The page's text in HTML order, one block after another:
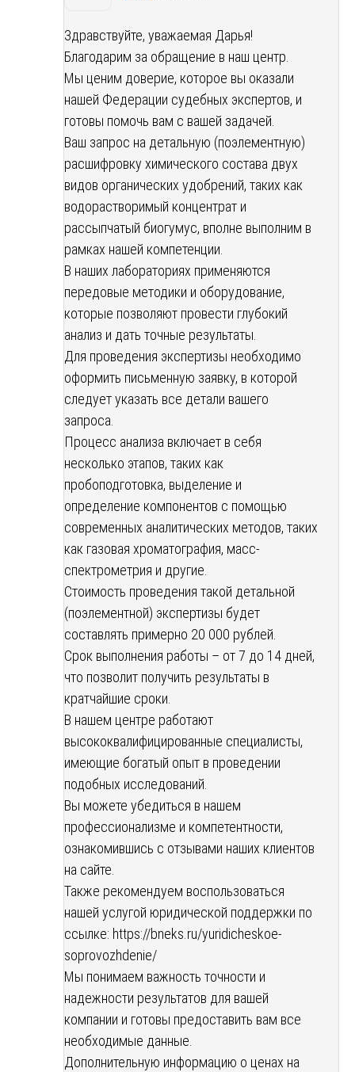
Здравствуйте, уважаемая Дарья!
Благодарим за обращение в наш центр.
Мы ценим доверие, которое вы оказали
нашей Федерации судебных экспертов, и
готовы помочь вам с вашей задачей.
Ваш запрос на детальную (поэлементную)
расшифровку химического состава двух
видов органических удобрений, таких как
водорастворимый концентрат и
рассыпчатый биогумус, вполне выполним в
рамках нашей компетенции.
В наших лабораториях применяются
передовые методики и оборудование,
которые позволяют провести глубокий
анализ и дать точные результаты.
Для проведения экспертизы необходимо
оформить письменную заявку, в которой
следует указать все детали вашего
запроса.
Процесс анализа включает в себя
несколько этапов, таких как
пробоподготовка, выделение и
определение компонентов с помощью
современных аналитических методов, таких
как газовая хроматография, масс-
спектрометрия и другие.
Стоимость проведения такой детальной
(поэлементной) экспертизы будет
составлять примерно 20 000 рублей.
Срок выполнения работы – от 7 до 14 дней,
что позволит получить результаты в
кратчайшие сроки.
В нашем центре работают
высококвалифицированные специалисты,
имеющие богатый опыт в проведении
подобных исследований.
Вы можете убедиться в нашем
профессионализме и компетентности,
ознакомившись с отзывами наших клиентов
на сайте.
Также рекомендуем воспользоваться
нашей услугой юридической поддержки по
ссылке: https://bneks.ru/yuridicheskoe-
soprovozhdenie/
Мы понимаем важность точности и
надежности результатов для вашей
компании и готовы предоставить вам все
необходимые данные.
Дополнительную информацию о ценах на